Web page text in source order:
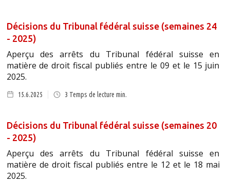
Décisions du Tribunal fédéral suisse (semaines 24
- 2025)
Aperçu des arrêts du Tribunal fédéral suisse en
matière de droit fiscal publiés entre le 09 et le 15 juin
2025.
15.6.2025 3 Temps de lecture min.
Décisions du Tribunal fédéral suisse (semaines 20
- 2025)
Aperçu des arrêts du Tribunal fédéral suisse en
matière de droit fiscal publiés entre le 12 et le 18 mai
2025.